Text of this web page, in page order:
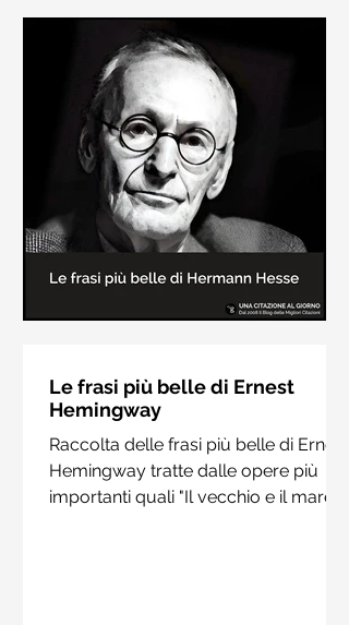
Le frasi più belle di Carl Gustav
In questa pagina sono raccolte le
frasi più belle di Carl Gustav Jung
tratte dai suoi libri più significativi
come "Libro Rosso"
Hesse
Raccolta delle frasi più belle di
Hermann Hesse estrapolate dai suoi
libri più importanti come "Siddharta",
"Sull'amore" e "Demian"
Le frasi più belle di Ernest
Hemingway
Raccolta delle frasi più belle di Ernest
Hemingway tratte dalle opere più
importanti quali "Il vecchio e il mare",